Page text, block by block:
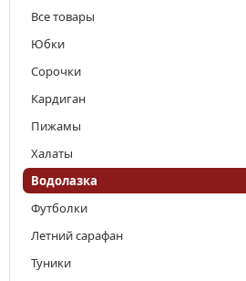
Все товары
Юбки
Сорочки
Кардиган
Пижамы
Халаты
Водолазка
Футболки
Летний сарафан
Туники